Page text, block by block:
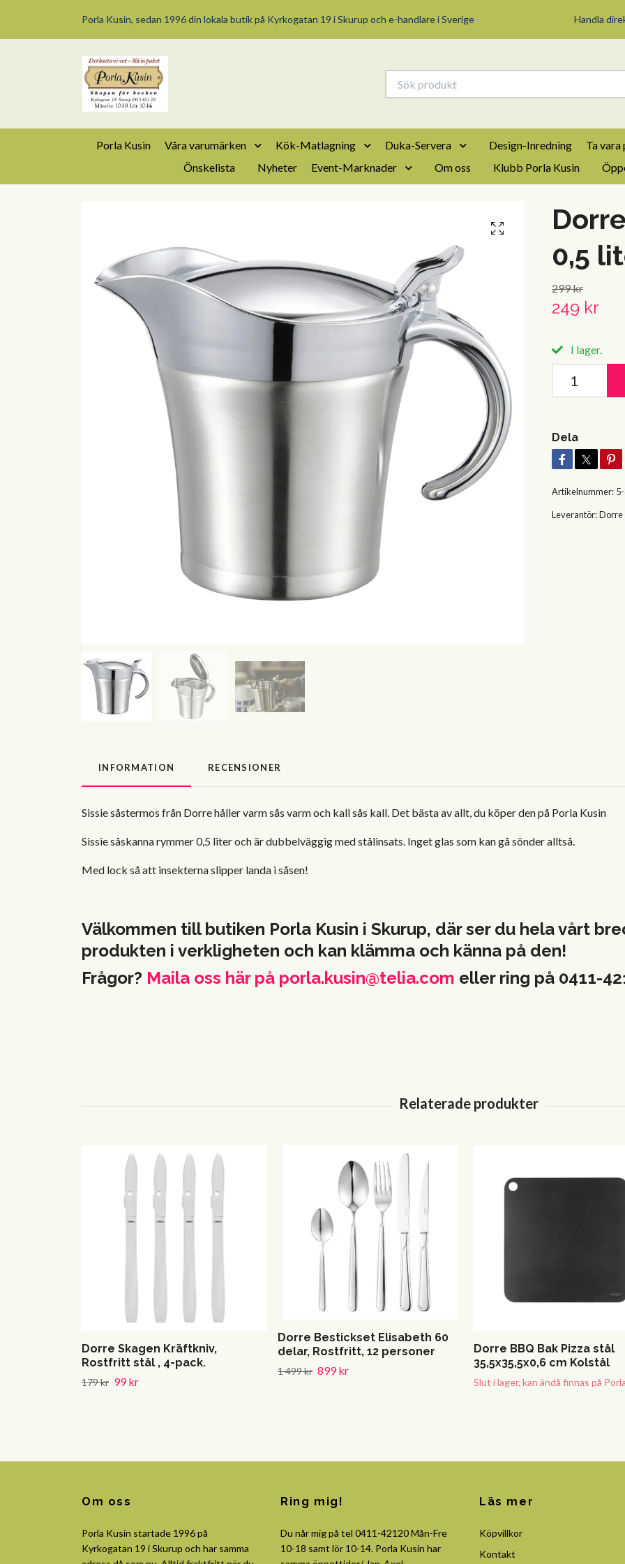
Porla Kusin, sedan 1996 din lokala butik på Kyrkogatan 19 i Skurup och e-handlare i Sverige Handla
Porla Kusin Våra varumärken Kök-Matlagning Duka-Servera Design-Inredning Ta vara
Önskelista
Nyheter Event-Marknader Om oss Klubb Porla Kusin
0,5
299 kr
249 kr
I lager.
Dela
Artikelnummer:
Leverantör:Dorre
INFORMATION RECENSIONER
Sissie såstermos från Dorre håller varm sås varm och kall sås kall. Det bästa av allt, du köper den på Porla Kusin
Sissie såskanna rymmer 0,5 liter och är dubbelväggig med stålinsats. Inget glas som kan gå sönder alltså.
Med lock så att insekterna slipper landa i såsen!
Välkommen till butiken Porla Kusin i Skurup, där ser du hela vårt
produkten i verkligheten och kan klämma och känna på den!
Frågor? Maila oss här på porla.kusin@telia.com eller ring på 0411-
Dorre Skagen Kräftkniv,
Rostfritt stål , 4-pack.
179 kr 99 kr
Dorre Bestickset Elisabeth 60
delar, Rostfritt, 12 personer
1 499 kr 899 kr
Dorre BBQ Bak Pizza stål
35,5x35,5x0,6 cm Kolstål
Slut i lager, kan ändå finnas på
Om oss
Porla Kusin startade 1996 på
Kyrkogatan 19 i Skurup och har samma
Ring mig!
Du når mig på tel 0411-42120 Mån-Fre
10-18 samt lör 10-14. Porla Kusin har
Läs mer
Köpvillkor
Kontakt